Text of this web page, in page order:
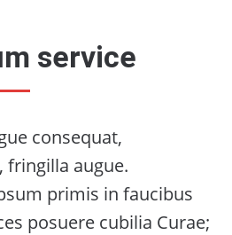
service
consequat,
fringilla augue.
primis in faucibus
posuere cubilia Curae;